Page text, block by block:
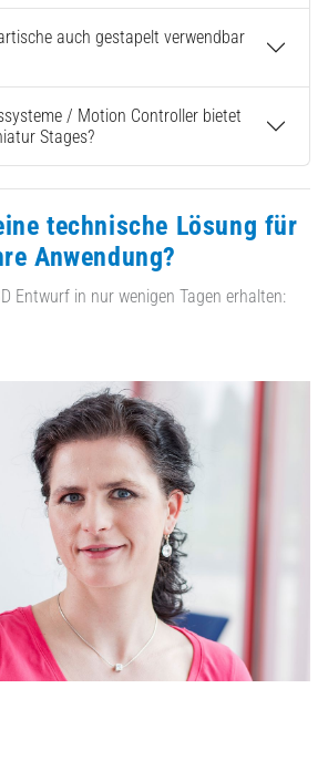
auch gestapelt verwendbar
/ Motion Controller bietet
Stages?
technische Lösung für
Anwendung?
Entwurf in nur wenigen Tagen erhalten: